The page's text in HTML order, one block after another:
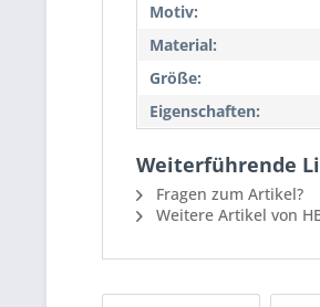
Motiv:
Material:
Größe:
Eigenschaften:
Weiterführende
Fragen zum Artikel?
Weitere Artikel von